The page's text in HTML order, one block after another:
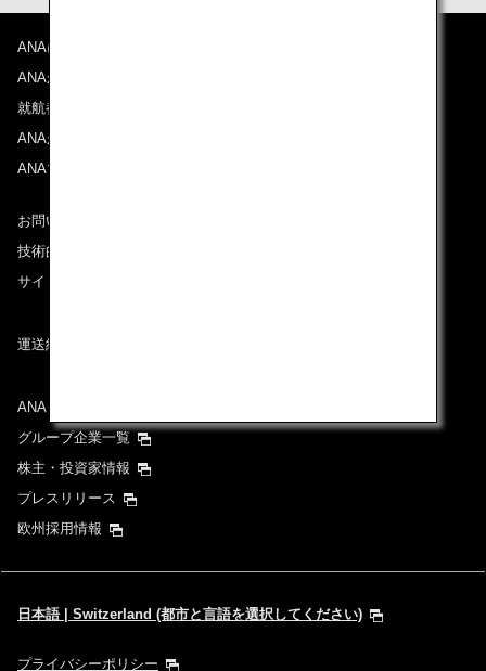
ANAについて
ANAからのお知らせ
就航都市
ANAがお約束する体験
ANAマイレージクラブ
お問い合わせ
技術的なお問い合わせ（推奨環境）
サイトマップ
運送約款
ANAグループについて
グループ企業一覧
株主・投資家情報
プレスリリース
欧州採用情報
日本語 | Switzerland (都市と言語を選択してください)
プライバシーポリシー